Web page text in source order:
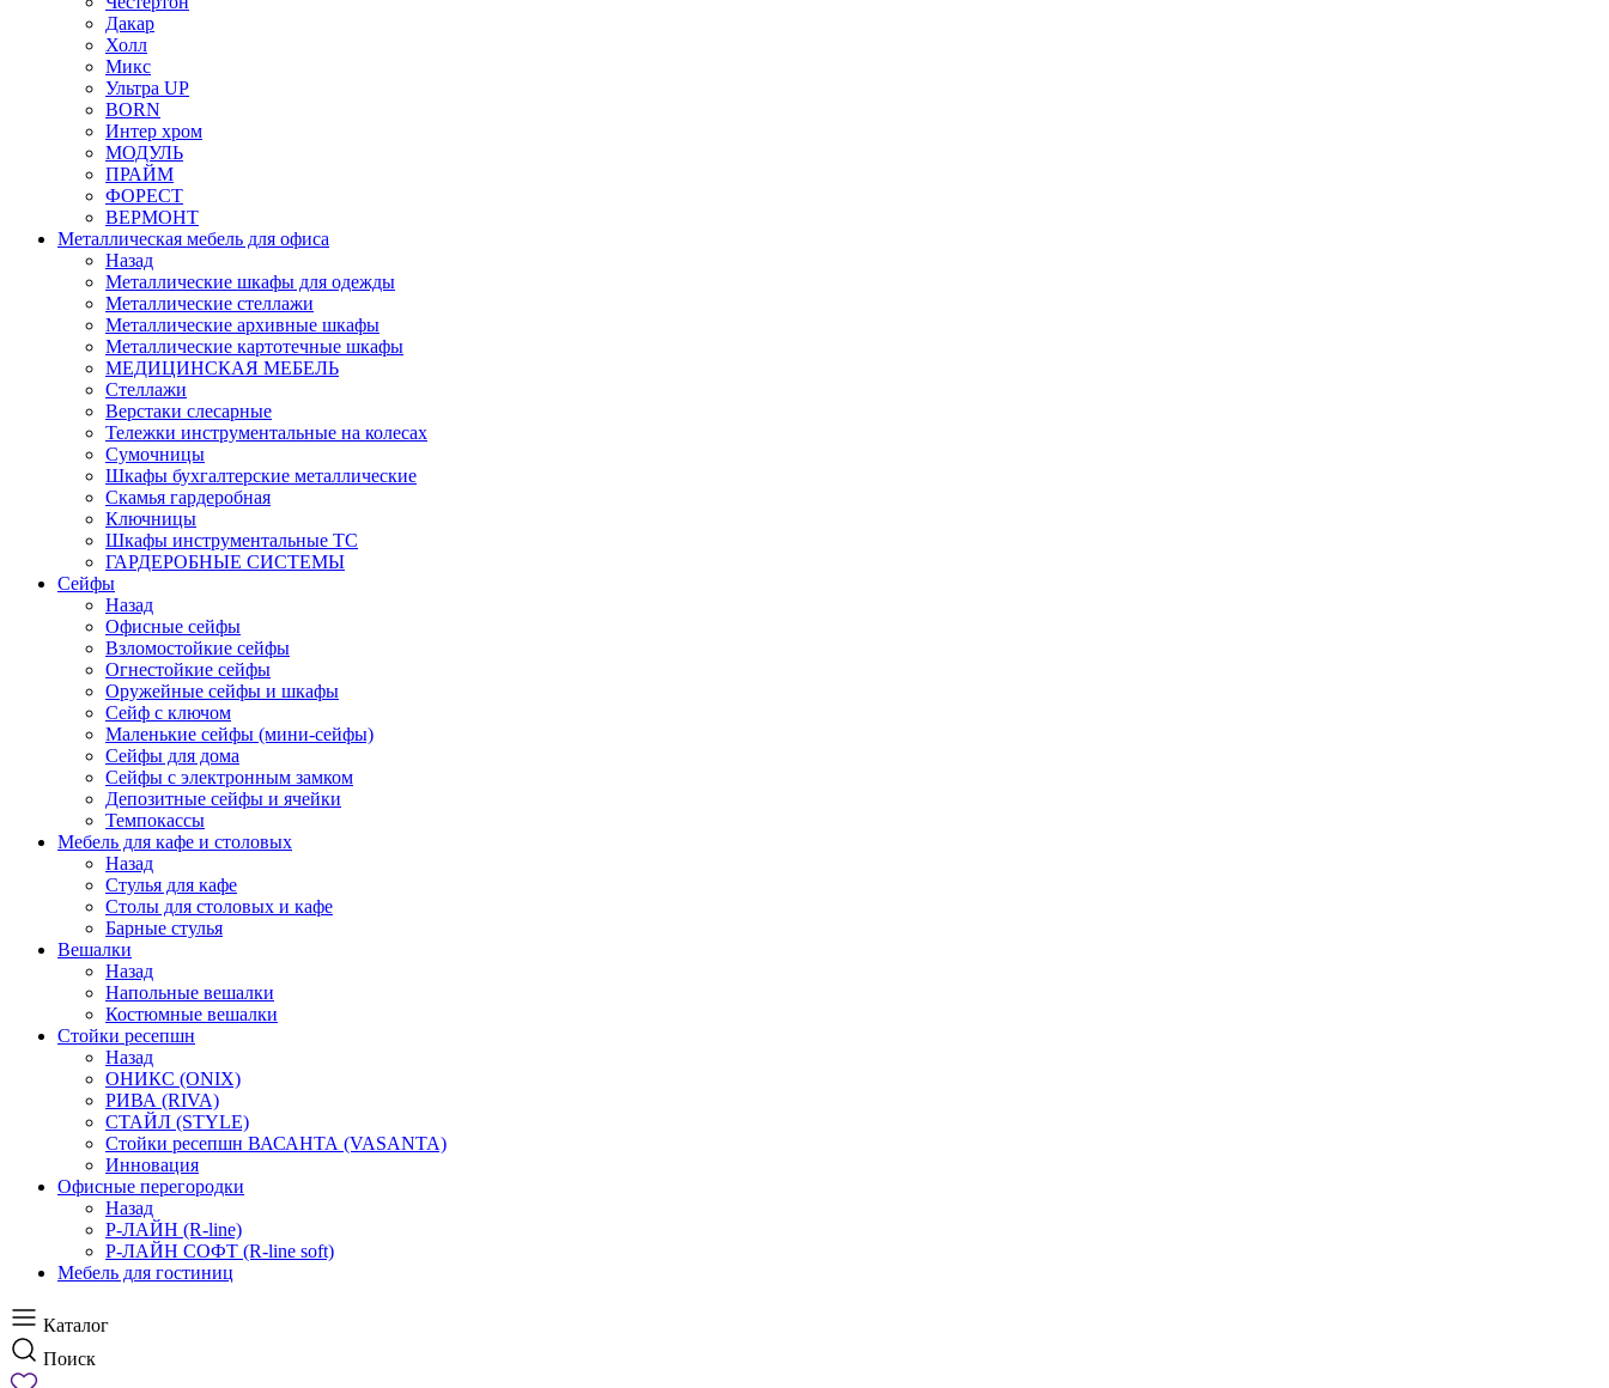
Дакар
Холл
Микс
Ультра UP
BORN
Интер хром
МОДУЛЬ
ПРАЙМ
ФОРЕСТ
ВЕРМОНТ
Металлическая мебель для офиса
Назад
Металлические шкафы для одежды
Металлические стеллажи
Металлические архивные шкафы
Металлические картотечные шкафы
МЕДИЦИНСКАЯ МЕБЕЛЬ
Стеллажи
Верстаки слесарные
Тележки инструментальные на колесах
Сумочницы
Шкафы бухгалтерские металлические
Скамья гардеробная
Ключницы
Шкафы инструментальные ТС
ГАРДЕРОБНЫЕ СИСТЕМЫ
Сейфы
Назад
Офисные сейфы
Взломостойкие сейфы
Огнестойкие сейфы
Оружейные сейфы и шкафы
Сейф с ключом
Маленькие сейфы (мини-сейфы)
Сейфы для дома
Сейфы с электронным замком
Депозитные сейфы и ячейки
Темпокассы
Мебель для кафе и столовых
Назад
Стулья для кафе
Столы для столовых и кафе
Барные стулья
Вешалки
Назад
Напольные вешалки
Костюмные вешалки
Стойки ресепшн
Назад
ОНИКС (ONIX)
РИВА (RIVA)
СТАЙЛ (STYLE)
Стойки ресепшн ВАСАНТА (VASANTA)
Инновация
Офисные перегородки
Назад
Р-ЛАЙН (R-line)
Р-ЛАЙН СОФТ (R-line soft)
Мебель для гостиниц
Каталог
Поиск